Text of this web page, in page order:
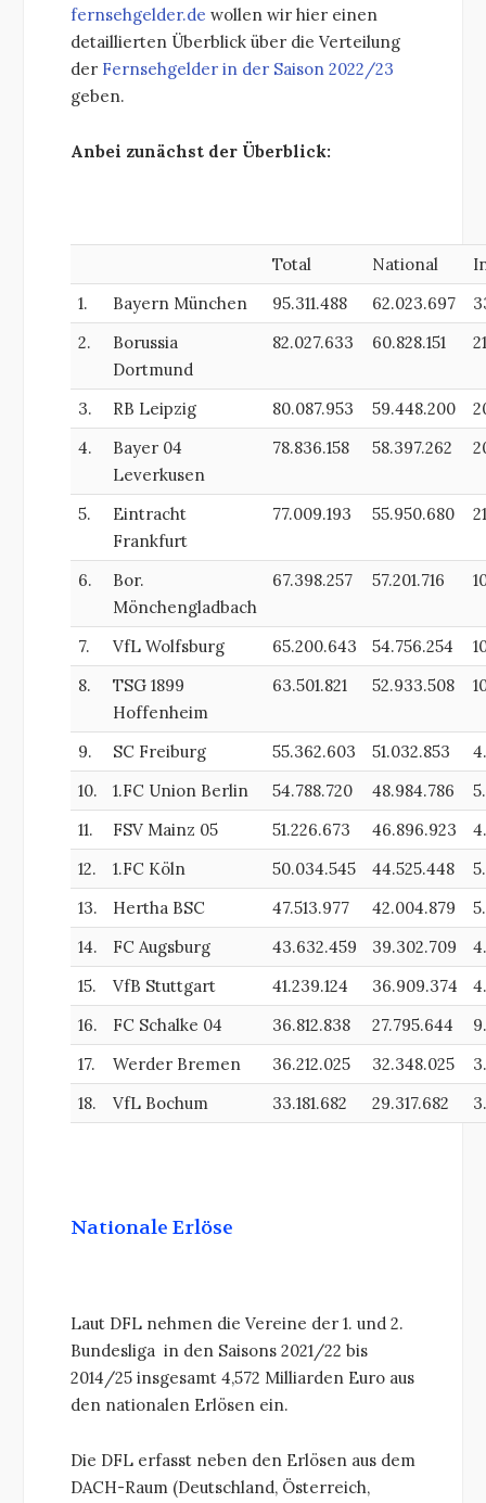
fernsehgelder.de wollen wir hier einen
detaillierten Überblick über die Verteilung
der Fernsehgelder in der Saison 2022/23
geben.
Anbei zunächst der Überblick:
Total National
1.
Bayern München 95.311.488 62.023.697
2.
Borussia
Dortmund
82.027.633 60.828.151
3. RB Leipzig 80.087.953 59.448.200
4.
Bayer 04
Leverkusen
78.836.158 58.397.262
5.
Eintracht
Frankfurt
77.009.193 55.950.680
6.
Bor.
Mönchengladbach
67.398.257 57.201.716
7. VfL Wolfsburg 65.200.643 54.756.254
8.
TSG 1899
Hoffenheim
63.501.821 52.933.508
9. SC Freiburg 55.362.603 51.032.853
10.
1.FC Union Berlin 54.788.720 48.984.786
11.
FSV Mainz 05 51.226.673 46.896.923
12.
1.FC Köln 50.034.545 44.525.448
13.
Hertha BSC 47.513.977 42.004.879
14.
FC Augsburg 43.632.459 39.302.709
15.
VfB Stuttgart 41.239.124 36.909.374
16.
FC Schalke 04 36.812.838 27.795.644
17.
Werder Bremen 36.212.025 32.348.025
18.
VfL Bochum 33.181.682 29.317.682
Nationale Erlöse
Laut DFL nehmen die Vereine der 1. und 2.
Bundesliga in den Saisons 2021/22 bis
2014/25 insgesamt 4,572 Milliarden Euro aus
den nationalen Erlösen ein.
Die DFL erfasst neben den Erlösen aus dem
DACH-Raum (Deutschland, Österreich,